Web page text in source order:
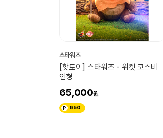
스타워즈
[핫토이] 스타워즈 - 위켓 코스비
인형
65,000
650